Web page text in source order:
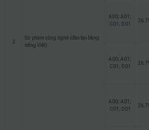
2
Sư phạm công nghệ (đào tạo bằng
tiếng Việt)
A00; A01;
C01; D01
A00; A01;
C01; D01
A00; A01;
C01; D01